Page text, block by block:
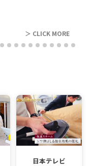
＞ CLICK MORE
日本テレビ